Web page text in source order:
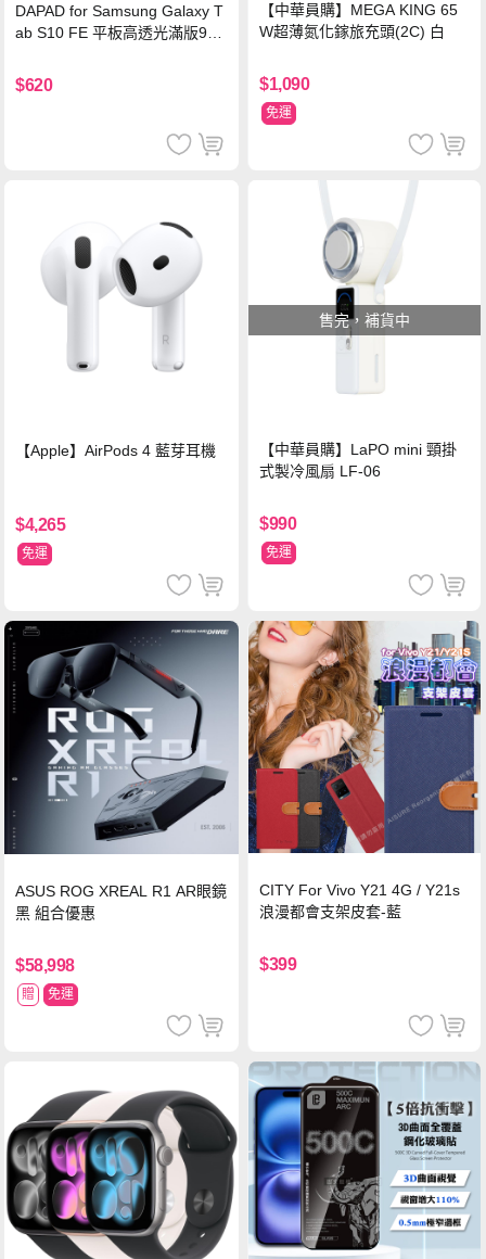
DAPAD for Samsung Galaxy T
ab S10 FE 平板高透光滿版9H
$620
【中華員購】MEGA KING 65
W超薄氮化鎵旅充頭(2C) 白
$1,090
免運
【Apple】AirPods 4 藍芽耳機
$4,265
免運
售完，補貨中
【中華員購】LaPO mini 頸掛
式製冷風扇 LF-06
$990
免運
ASUS ROG XREAL R1 AR眼鏡
黑 組合優惠
$58,998
贈 免運
CITY For Vivo Y21 4G / Y21s
浪漫都會支架皮套-藍
$399